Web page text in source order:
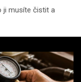
ji musíte čistit a